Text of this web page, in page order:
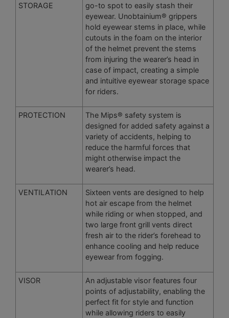
STORAGE
go-to spot to easily stash their
eyewear. Unobtainium® grippers
hold eyewear stems in place, while
cutouts in the foam on the interior
of the helmet prevent the stems
from injuring the wearer’s head in
case of impact, creating a simple
and intuitive eyewear storage space
for riders.
PROTECTION
The Mips® safety system is
designed for added safety against a
variety of accidents, helping to
reduce the harmful forces that
might otherwise impact the
wearer’s head.
VENTILATION
Sixteen vents are designed to help
hot air escape from the helmet
while riding or when stopped, and
two large front grill vents direct
fresh air to the rider’s forehead to
enhance cooling and help reduce
eyewear from fogging.
VISOR
An adjustable visor features four
points of adjustability, enabling the
perfect fit for style and function
while allowing riders to easily